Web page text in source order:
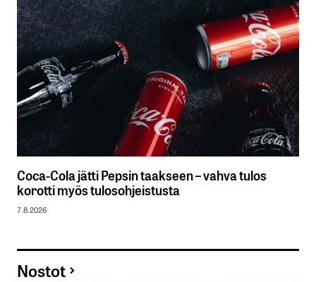
Coca-Cola jätti Pepsin taakseen – vahva tulos
korotti myös tulosohjeistusta
7.8.2026
Nostot